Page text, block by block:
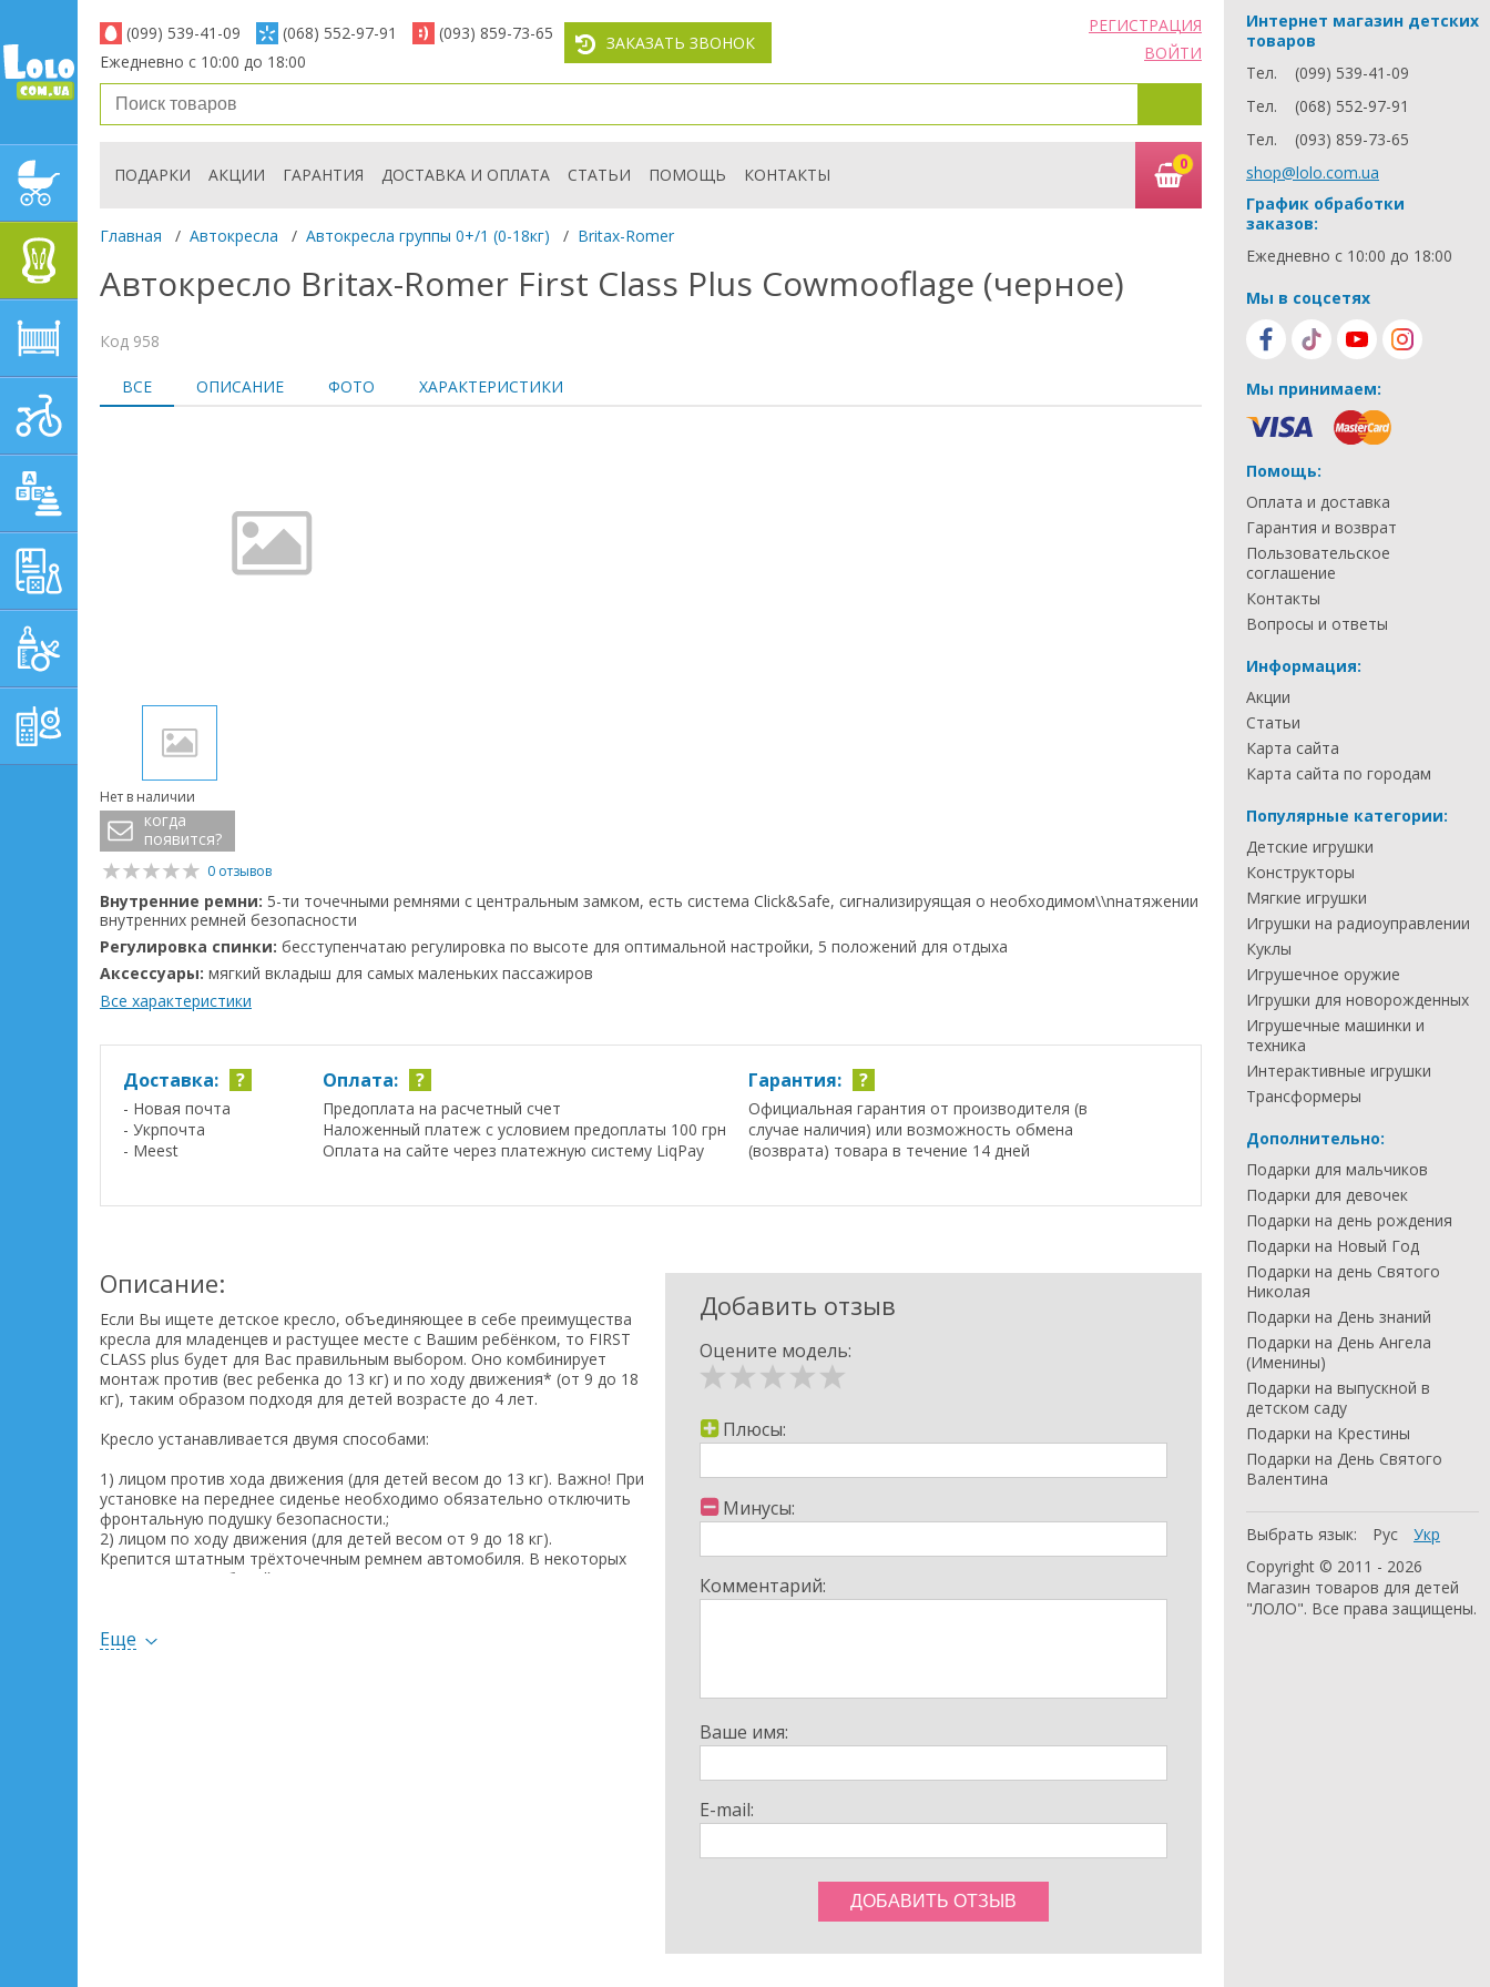
ДЕТСКИЕ КОЛЯСКИ
ДЕТСКАЯ МЕБЕЛЬ
ДЕТСКИЙ СПОРТ И
РАЗВИВАЮЩИЕ ТОВАРЫ
ПОСТЕЛЬНЫЕ
ПРИНАДЛЕЖНОСТИ
(099) 539-41-09 (068) 552-97-91
(093) 859-73-65
Ежедневно с 10:00 до 18:00
ЗАКАЗАТЬ ЗВОНОК
РЕГИСТРАЦИЯ
ВОЙТИ
ПОДАРКИ АКЦИИ ГАРАНТИЯ ДОСТАВКА И ОПЛАТА СТАТЬИ ПОМОЩЬ КОНТАКТЫ
0
Главная / Автокресла / Автокресла группы 0+/1 (0-18кг) / Britax-Romer
Автокресло Britax-Romer First Class Plus Cowmooflage (черное)
Код 958
ВСЕ ОПИСАНИЕ ФОТО ХАРАКТЕРИСТИКИ
Нет в наличии
когда
появится?
0 отзывов
Внутренние ремни: 5-ти точечными ремнями с центральным замком, есть система Click&Safe, сигнализируящая о необходимом\\nнатяжении
внутренних ремней безопасности
Регулировка спинки: бесступенчатаю регулировка по высоте для оптимальной настройки, 5 положений для отдыха
Аксессуары: мягкий вкладыш для самых маленьких пассажиров
Все характеристики
Доставка: ?
- Новая почта
- Укрпочта
- Meest
Оплата: ?
Предоплата на расчетный счет
Наложенный платеж с условием предоплаты 100 грн
Оплата на сайте через платежную систему LiqPay
Гарантия: ?
Официальная гарантия от производителя (в
случае наличия) или возможность обмена
(возврата) товара в течение 14 дней
Описание:
Если Вы ищете детское кресло, объединяющее в себе преимущества
кресла для младенцев и растущее месте с Вашим ребёнком, то FIRST
CLASS plus будет для Вас правильным выбором. Оно комбинирует
монтаж против (вес ребенка до 13 кг) и по ходу движения* (от 9 до 18
кг), таким образом подходя для детей возрасте до 4 лет.
Кресло устанавливается двумя способами:
1) лицом против хода движения (для детей весом до 13 кг). Важно! При
установке на переднее сиденье необходимо обязательно отключить
фронтальную подушку безопасности.;
2) лицом по ходу движения (для детей весом от 9 до 18 кг).
Крепится штатным трёхточечным ремнем автомобиля. В некоторых
моделях автомобилей для установки данного автокресла на заднем
Еще
Добавить отзыв
Оцените модель:
Плюсы:
Минусы:
Комментарий:
Ваше имя:
E-mail:
Интернет магазин детских
товаров
Тел.
(099) 539-41-09
Тел.
(068) 552-97-91
Тел.
(093) 859-73-65
shop@lolo.com.ua
График обработки
заказов:
Ежедневно с 10:00 до 18:00
Мы в соцсетях
Мы принимаем:
Помощь:
Оплата и доставка
Гарантия и возврат
Пользовательское
соглашение
Контакты
Вопросы и ответы
Информация:
Акции
Статьи
Карта сайта
Карта сайта по городам
Популярные категории:
Детские игрушки
Конструкторы
Мягкие игрушки
Игрушки на радиоуправлении
Куклы
Игрушечное оружие
Игрушки для новорожденных
Игрушечные машинки и
техника
Интерактивные игрушки
Трансформеры
Дополнительно:
Подарки для мальчиков
Подарки для девочек
Подарки на день рождения
Подарки на Новый Год
Подарки на день Святого
Николая
Подарки на День знаний
Подарки на День Ангела
(Именины)
Подарки на выпускной в
детском саду
Подарки на Крестины
Подарки на День Святого
Валентина
Выбрать язык: Рус
Укр
Copyright © 2011 - 2026
Магазин товаров для детей
"ЛОЛО". Все права защищены.